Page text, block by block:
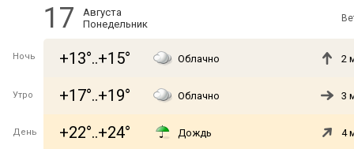
17
Августа
Понедельник
Ночь +13°..+15° Облачно 2
Утро +17°..+19° Облачно 3
День +22°..+24° Дождь 4